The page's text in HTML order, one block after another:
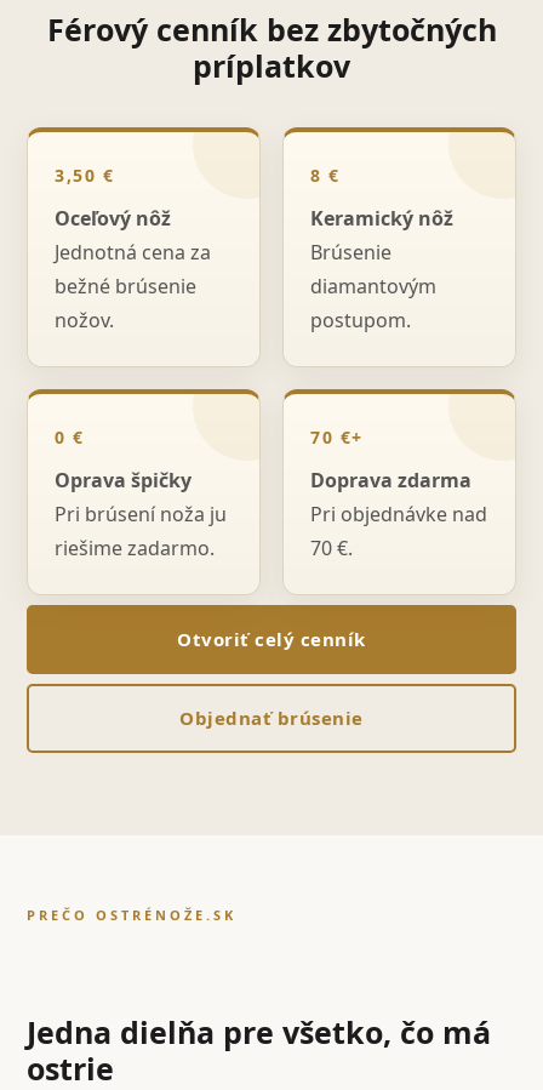
Férový cenník bez zbytočných
príplatkov
3,50 €
Oceľový nôž
Jednotná cena za
bežné brúsenie
nožov.
8 €
Keramický nôž
Brúsenie
diamantovým
postupom.
0 €
Oprava špičky
Pri brúsení noža ju
riešime zadarmo.
70 €+
Doprava zdarma
Pri objednávke nad
70 €.
Otvoriť celý cenník
Objednať brúsenie
PREČO OSTRÉNOŽE.SK
Jedna dielňa pre všetko, čo má
ostrie